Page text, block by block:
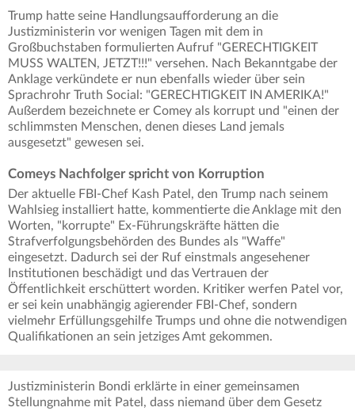
Trump hatte seine Handlungsaufforderung an die
Justizministerin vor wenigen Tagen mit dem in
Großbuchstaben formulierten Aufruf "GERECHTIGKEIT
MUSS WALTEN, JETZT!!!" versehen. Nach Bekanntgabe der
Anklage verkündete er nun ebenfalls wieder über sein
Sprachrohr Truth Social: "GERECHTIGKEIT IN AMERIKA!"
Außerdem bezeichnete er Comey als korrupt und "einen der
schlimmsten Menschen, denen dieses Land jemals
ausgesetzt" gewesen sei.
Comeys Nachfolger spricht von Korruption
Der aktuelle FBI-Chef Kash Patel, den Trump nach seinem
Wahlsieg installiert hatte, kommentierte die Anklage mit den
Worten, "korrupte" Ex-Führungskräfte hätten die
Strafverfolgungsbehörden des Bundes als "Waffe"
eingesetzt. Dadurch sei der Ruf einstmals angesehener
Institutionen beschädigt und das Vertrauen der
Öffentlichkeit erschüttert worden. Kritiker werfen Patel vor,
er sei kein unabhängig agierender FBI-Chef, sondern
vielmehr Erfüllungsgehilfe Trumps und ohne die notwendigen
Qualifikationen an sein jetziges Amt gekommen.
Justizministerin Bondi erklärte in einer gemeinsamen
Stellungnahme mit Patel, dass niemand über dem Gesetz